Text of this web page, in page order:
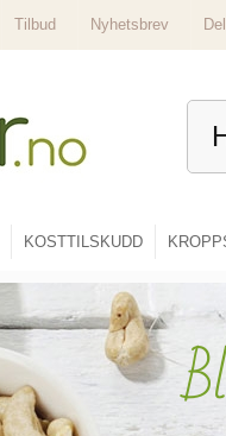
Tilbud Nyhetsbrev
KOSTTILSKUDD